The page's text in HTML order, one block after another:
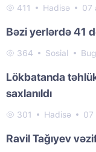
411 Hadisə 07
Bəzi yerlərdə 41
364 Sosial
Lökbatanda
saxlanıldı
301 Hadisə 07
Ravil Tağıyev